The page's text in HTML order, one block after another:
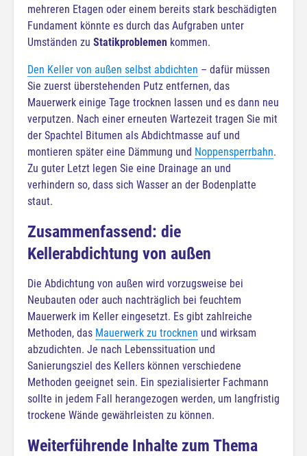
mehreren Etagen oder einem bereits stark beschädigten
Fundament könnte es durch das Aufgraben unter
Umständen zu Statikproblemen kommen.
Den Keller von außen selbst abdichten – dafür müssen
Sie zuerst überstehenden Putz entfernen, das
Mauerwerk einige Tage trocknen lassen und es dann neu
verputzen. Nach einer erneuten Wartezeit tragen Sie mit
der Spachtel Bitumen als Abdichtmasse auf und
montieren später eine Dämmung und Noppensperrbahn.
Zu guter Letzt legen Sie eine Drainage an und
verhindern so, dass sich Wasser an der Bodenplatte
staut.
Zusammenfassend: die
Kellerabdichtung von außen
Die Abdichtung von außen wird vorzugsweise bei
Neubauten oder auch nachträglich bei feuchtem
Mauerwerk im Keller eingesetzt. Es gibt zahlreiche
Methoden, das Mauerwerk zu trocknen und wirksam
abzudichten. Je nach Lebenssituation und
Sanierungsziel des Kellers können verschiedene
Methoden geeignet sein. Ein spezialisierter Fachmann
sollte in jedem Fall herangezogen werden, um langfristig
trockene Wände gewährleisten zu können.
Weiterführende Inhalte zum Thema